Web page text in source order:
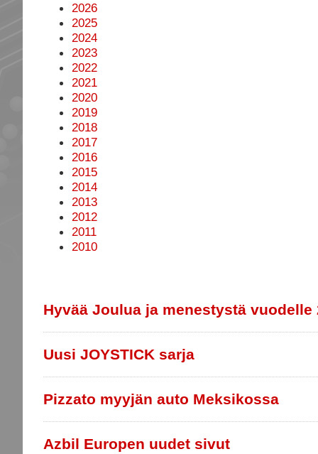
2026
2025
2024
2023
2022
2021
2020
2019
2018
2017
2016
2015
2014
2013
2012
2011
2010
Hyvää Joulua ja menestystä vuodelle
Uusi JOYSTICK sarja
Pizzato myyjän auto Meksikossa
Azbil Europen uudet sivut